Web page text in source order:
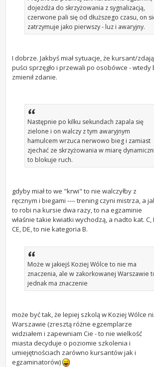
dojeżdża do skrzyżowania z sygnalizacją,
czerwone pali się od dłuższego czasu, on
zatrzymuje jako pierwszy - luz i awaryjny.
I dobrze. Jakbyś miał sytuacje, że kursant/
puści sprzęgło i przewali po osobówce - wtedy
zmienił zdanie.
Następnie po kilku sekundach zapala się
zielone i on walczy z tym awaryjnym
hamulcem wrzuca nerwowo bieg i zamiast
zjechać ze skrzyżowania w miarę
to blokuje ruch.
gdyby miał to we "krwi" to nie walczyłby z
ręcznym i biegami ---- trening czyni mistrza, a
to robi na kursie dwa razy, to na egzaminie
właśnie takie kwiatki wychodzą, a nadto kat. C,
CE, DE, to nie kategoria B.
Może w jakiejś Koziej Wólce to nie ma
znaczenia, ale w zakorkowanej Warszawie
jednak ma znaczenie
może być tak, że lepiej szkolą w Koziej Wólce
Warszawie (zresztą różne egzemplarze
widziałem i zapewniam Cie - to nie wielkość
miasta decyduje o poziomie szkolenia i
umiejętnościach zarówno kursantów jak i
egzaminatorów)